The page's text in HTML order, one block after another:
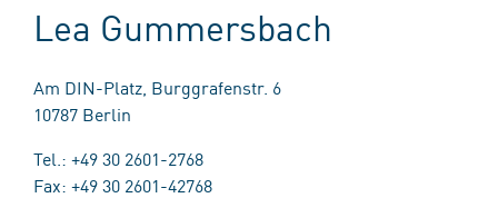
Lea Gummersbach
Am DIN-Platz, Burggrafenstr. 6
10787 Berlin
Tel.: +49 30 2601-2768
Fax: +49 30 2601-42768